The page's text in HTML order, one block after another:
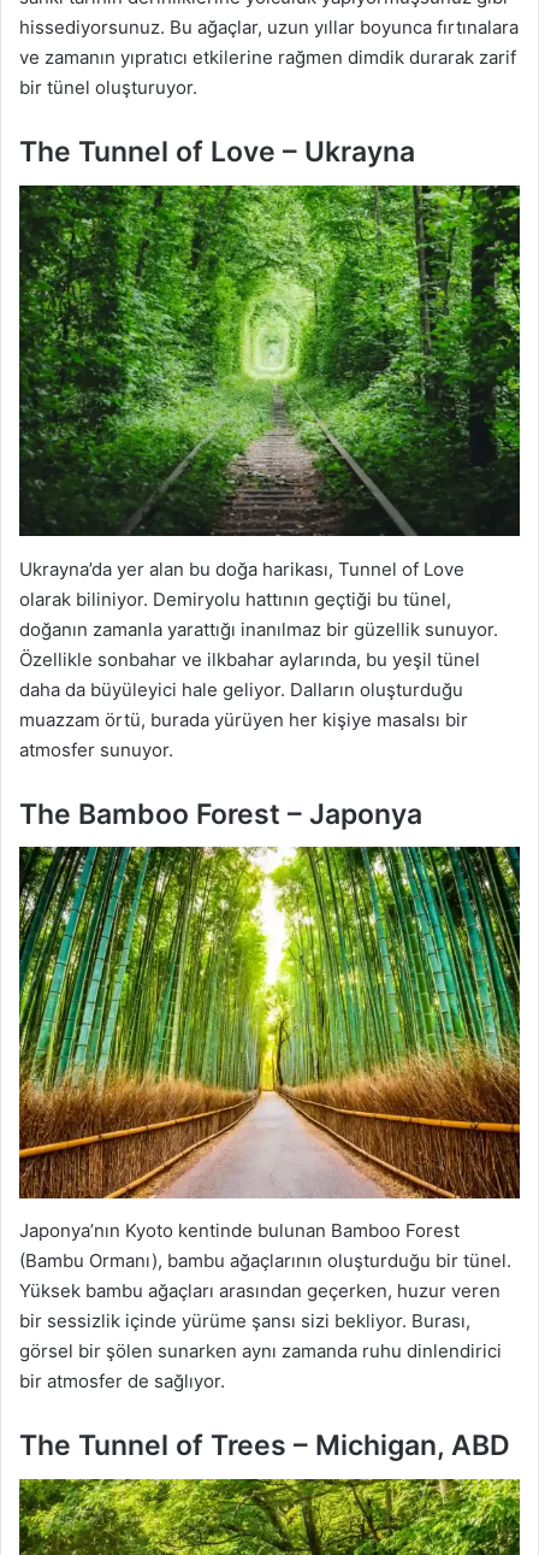
hissediyorsunuz. Bu ağaçlar, uzun yıllar boyunca fırtınalara
ve zamanın yıpratıcı etkilerine rağmen dimdik durarak zarif
bir tünel oluşturuyor.
The Tunnel of Love – Ukrayna
Ukrayna’da yer alan bu doğa harikası, Tunnel of Love
olarak biliniyor. Demiryolu hattının geçtiği bu tünel,
doğanın zamanla yarattığı inanılmaz bir güzellik sunuyor.
Özellikle sonbahar ve ilkbahar aylarında, bu yeşil tünel
daha da büyüleyici hale geliyor. Dalların oluşturduğu
muazzam örtü, burada yürüyen her kişiye masalsı bir
atmosfer sunuyor.
The Bamboo Forest – Japonya
Japonya’nın Kyoto kentinde bulunan Bamboo Forest
(Bambu Ormanı), bambu ağaçlarının oluşturduğu bir tünel.
Yüksek bambu ağaçları arasından geçerken, huzur veren
bir sessizlik içinde yürüme şansı sizi bekliyor. Burası,
görsel bir şölen sunarken aynı zamanda ruhu dinlendirici
bir atmosfer de sağlıyor.
The Tunnel of Trees – Michigan, ABD